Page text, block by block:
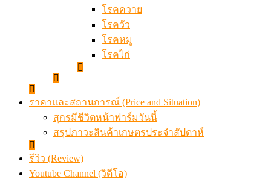
โรคควาย
โรควัว
โรคหมู
โรคไก่
ราคาและสถานการณ์ (Price and Situation)
สุกรมีชีวิตหน้าฟาร์มวันนี้
สรุปภาวะสินค้าเกษตรประจำสัปดาห์
รีวิว (Review)
Youtube Channel (วิดีโอ)